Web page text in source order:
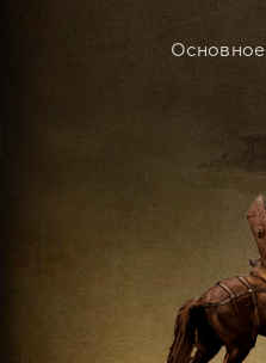
Основное